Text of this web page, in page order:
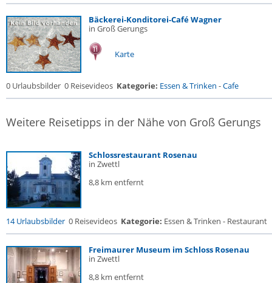
Bäckerei-Konditorei-Café Wagner
in Groß Gerungs
Karte
0 Urlaubsbilder 0 Reisevideos Kategorie: Essen & Trinken -Cafe
Weitere Reisetipps in der Nähe von Groß Gerungs
Schlossrestaurant Rosenau
in Zwettl
8,8 km entfernt
14 Urlaubsbilder 0 Reisevideos Kategorie: Essen & Trinken - Restaurant
Freimaurer Museum im Schloss Rosenau
in Zwettl
8,8 km entfernt